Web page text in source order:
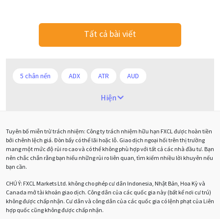
Tất cả bài viết
5 chân nến ADX ATR AUD
Android
Bảng Anh Bảng lương phi nông nghiệp CAD
CHF COVI-19 COVID-19 CPI Charles Dow
Chuyên gia cố vấn Chuyên gia tư vấn
Hiện
Tuyên bố miễn trừ trách nhiệm: Công ty trách nhiệm hữu hạn FXCL được hoàn tiền
bởi chênh lệch giá. Đòn bẩy có thể lãi hoặc lỗ. Giao dịch ngoại hối trên thị trường
mang một mức độ rủi ro cao và có thể không phù hợp với tất cả các nhà đầu tư. Bạn
nên chắc chắn rằng bạn hiểu những rủi ro liên quan, tìm kiếm nhiều lời khuyên nếu
bạn cần.
CHÚ Ý: FXCL Markets Ltd. không cho phép cư dân Indonesia, Nhật Bản, Hoa Kỳ và
Canada mở tài khoản giao dịch. Công dân của các quốc gia này (bất kể nơi cư trú)
không được chấp nhận. Cư dân và công dân của các quốc gia có lệnh phạt của Liên
hợp quốc cũng không được chấp nhận.